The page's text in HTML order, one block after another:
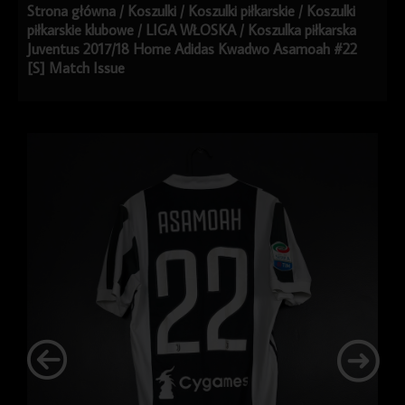
Strona główna / Koszulki / Koszulki piłkarskie / Koszulki
piłkarskie klubowe / LIGA WŁOSKA / Koszulka piłkarska
Juventus 2017/18 Home Adidas Kwadwo Asamoah #22
[S] Match Issue